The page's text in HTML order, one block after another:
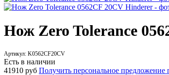
Нож Zero Tolerance
Артикул: K0562CF20CV
Есть в наличии
41910 руб Получить персональное предложение